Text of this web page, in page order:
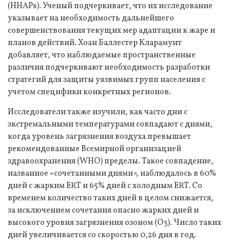
(HHAPs). Ученый подчеркивает, что их исследование
указывает на необходимость дальнейшего
совершенствования текущих мер адаптации к жаре и
планов действий. Хоан Баллестер Кларамунт
добавляет, что наблюдаемые пространственные
различия подчеркивают необходимость разработки
стратегий для защиты уязвимых групп населения с
учетом специфики конкретных регионов.
Исследователи также изучили, как часто дни с
экстремальными температурами совпадают с днями,
когда уровень загрязнения воздуха превышает
рекомендованные Всемирной организацией
здравоохранения (WHO) пределы. Такое совпадение,
названное «сочетанными днями», наблюдалось в 60%
дней с жарким ERT и 65% дней с холодным ERT. Со
временем количество таких дней в целом снижается,
за исключением сочетания опасно жарких дней и
высокого уровня загрязнения озоном (O3). Число таких
дней увеличивается со скоростью 0,26 дня в год.